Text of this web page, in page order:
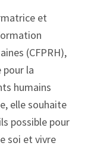
et
(CFPRH),
pour la
humains
elle souhaite
possible pour
soi et vivre